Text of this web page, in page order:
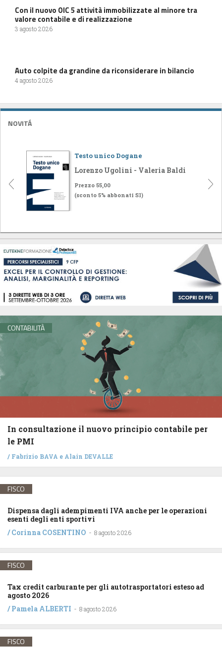
Con il nuovo OIC 5 attività immobilizzate al minore tra
valore contabile e di realizzazione
3 agosto 2026
Auto colpite da grandine da riconsiderare in bilancio
4 agosto 2026
NOVITÁ
Testo unico Dogane
Lorenzo Ugolini - Valeria Baldi
Prezzo 55,00
(sconto 5% abbonati SI)
CONTABILITÀ
In consultazione il nuovo principio contabile per
le PMI
/ Fabrizio BAVA e Alain DEVALLE
FISCO
Dispensa dagli adempimenti IVA anche per le operazioni
esenti degli enti sportivi
/Corinna COSENTINO - 8 agosto 2026
FISCO
Tax credit carburante per gli autotrasportatori esteso ad
agosto 2026
/Pamela ALBERTI - 8 agosto 2026
FISCO